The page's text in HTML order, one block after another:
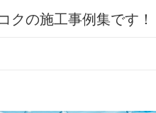
クの施工事例集です！